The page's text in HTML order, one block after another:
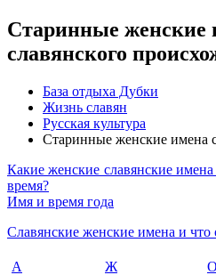
Старинные женские
славянского
База отдыха Дубки
Жизнь славян
Русская культура
Старинные женские имена
Какие женские славянские
время?
Имя и время года
Славянские женские имена и что
А Ж О